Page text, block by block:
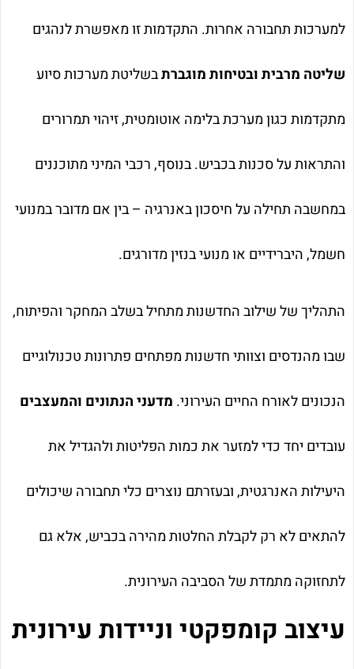
למערכות תחבורה אחרות. התקדמות זו מאפשרת לנהגים
שליטה מרבית ובטיחות מוגברתבשליטת מערכות סיוע
מתקדמות כגון מערכת בלימה אוטומטית, זיהוי תמרורים
והתראות על סכנות בכביש. בנוסף, רכבי המיני מתוכננים
במחשבה תחילה על חיסכון באנרגיה – בין אם מדובר במנועי
חשמל, היברידיים או מנועי בנזין מדורגים.
התהליך של שילוב החדשנות מתחיל בשלב המחקר והפיתוח,
שבו מהנדסים וצוותי חדשנות מפתחים פתרונות טכנולוגיים
הנכונים לאורח החיים העירוני. מדעני הנתונים והמעצבים
עובדים יחד כדי למזער את כמות הפליטות ולהגדיל את
היעילות האנרגטית, ובעזרתם נוצרים כלי תחבורה שיכולים
להתאים לא רק לקבלת החלטות מהירה בכביש, אלא גם
לתחזוקה מתמדת של הסביבה העירונית.
עיצוב קומפקטי וניידות עירונית